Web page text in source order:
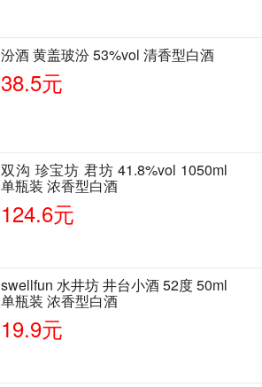
汾酒 黄盖玻汾 53%vol 清香型白酒
38.5元
双沟 珍宝坊 君坊 41.8%vol 1050ml
单瓶装 浓香型白酒
124.6元
swellfun 水井坊 井台小酒 52度 50ml
单瓶装 浓香型白酒
19.9元